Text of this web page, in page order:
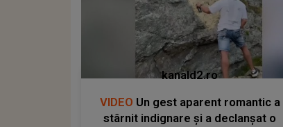
kanald2.ro
VIDEO Un gest aparent romantic a
stârnit indignare și a declanșat o